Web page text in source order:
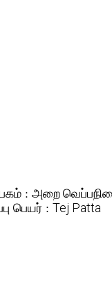
: அறை
பெயர் : Tej Patta